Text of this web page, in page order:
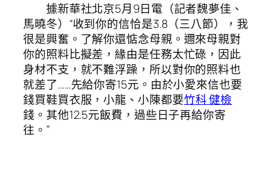
據新華社北京5月9日電（記者魏夢佳、
馬曉冬）“收到你的信恰是3.8（三八節），我
很是興奮。了解你還惦念母親。邇來母親對
你的照料比擬差，緣由是任務太忙碌，因此
身材不支，就不難浮躁，所以對你的照料也
就差了……先給你寄15元。由於小愛來信也要
錢買鞋買衣服，小龍、小陳都要竹科 健檢
錢。其他12.5元飯費，過些日子再給你寄
往。”